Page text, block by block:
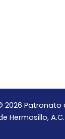
Patronato
Hermosillo, A.C.